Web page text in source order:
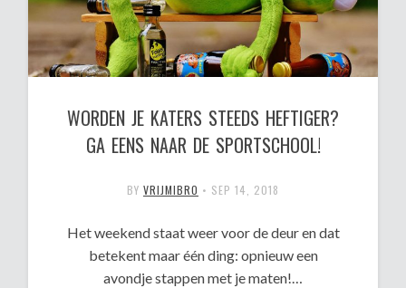
WORDEN JE KATERS STEEDS HEFTIGER?
GA EENS NAAR DE SPORTSCHOOL!
BY VRIJMIBRO • SEP 14, 2018
Het weekend staat weer voor de deur en dat
betekent maar één ding: opnieuw een
avondje stappen met je maten!…